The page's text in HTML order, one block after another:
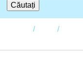
Căutați